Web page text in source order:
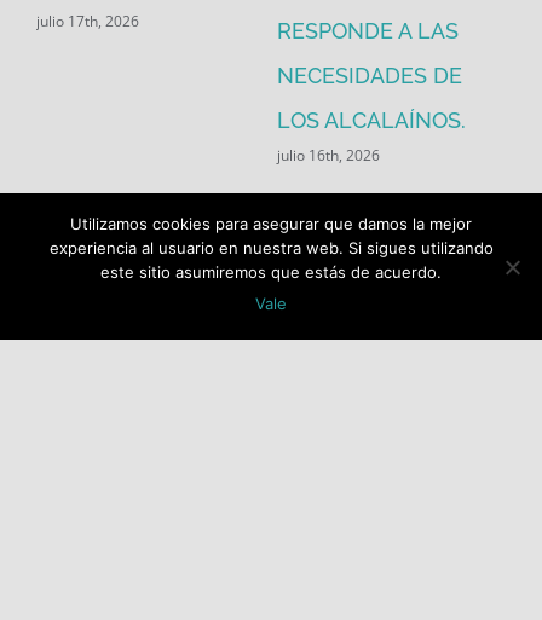
julio 17th, 2026
RESPONDE A LAS
NECESIDADES DE
LOS ALCALAÍNOS.
julio 16th, 2026
Utilizamos cookies para asegurar que damos la mejor
experiencia al usuario en nuestra web. Si sigues utilizando
este sitio asumiremos que estás de acuerdo.
Vale